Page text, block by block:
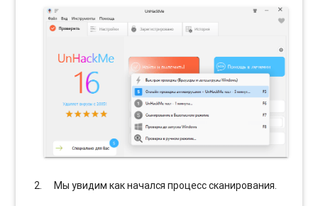
Мы увидим как начался процесс сканирования.